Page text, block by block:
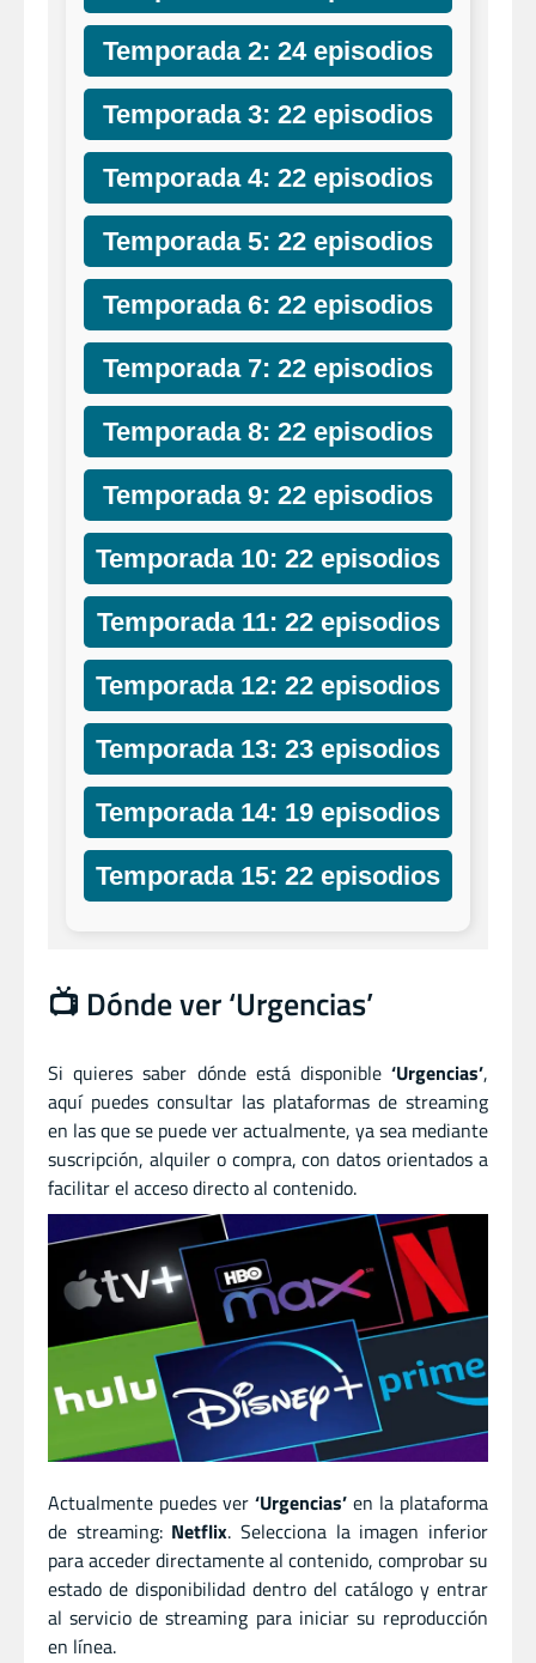
Temporada 2: 24 episodios
Temporada 3: 22 episodios
Temporada 4: 22 episodios
Temporada 5: 22 episodios
Temporada 6: 22 episodios
Temporada 7: 22 episodios
Temporada 8: 22 episodios
Temporada 9: 22 episodios
Temporada 10: 22 episodios
Temporada 11: 22 episodios
Temporada 12: 22 episodios
Temporada 13: 23 episodios
Temporada 14: 19 episodios
Temporada 15: 22 episodios
📺 Dónde ver ‘Urgencias’
Si quieres saber dónde está disponible ‘Urgencias’,
aquí puedes consultar las plataformas de streaming
en las que se puede ver actualmente, ya sea mediante
suscripción, alquiler o compra, con datos orientados a
facilitar el acceso directo al contenido.
Actualmente puedes ver ‘Urgencias’ en la plataforma
de streaming: Netflix. Selecciona la imagen inferior
para acceder directamente al contenido, comprobar su
estado de disponibilidad dentro del catálogo y entrar
al servicio de streaming para iniciar su reproducción
en línea.